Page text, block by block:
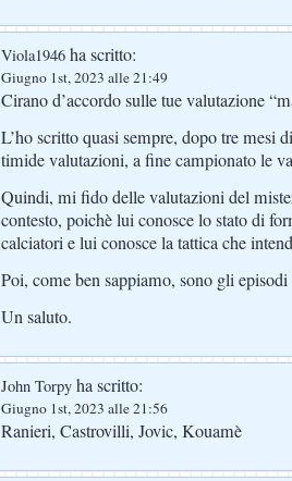
Viola1946 ha scritto:
Giugno 1st, 2023 alle 21:49
Cirano d’accordo sulle tue valutazione
L’ho scritto quasi sempre, dopo tre mesi
timide valutazioni, a fine campionato le
Quindi, mi fido delle valutazioni del
contesto, poichè lui conosce lo stato di
calciatori e lui conosce la tattica che
Poi, come ben sappiamo, sono gli
Un saluto.
John Torpy ha scritto:
Giugno 1st, 2023 alle 21:56
Ranieri, Castrovilli, Jovic, Kouamè